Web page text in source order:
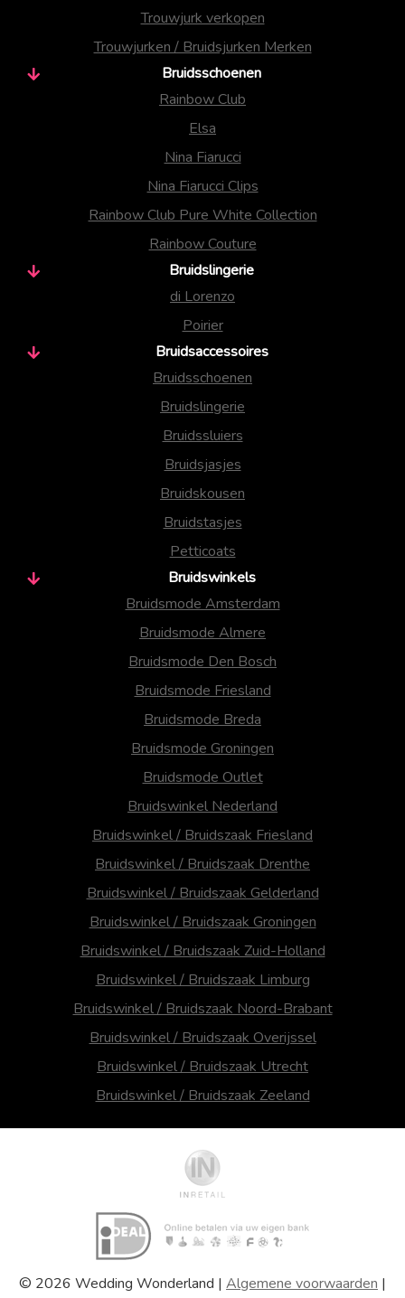
Trouwjurk verkopen
Trouwjurken / Bruidsjurken Merken
Bruidsschoenen
Rainbow Club
Elsa
Nina Fiarucci
Nina Fiarucci Clips
Rainbow Club Pure White Collection
Rainbow Couture
Bruidslingerie
di Lorenzo
Poirier
Bruidsaccessoires
Bruidsschoenen
Bruidslingerie
Bruidssluiers
Bruidsjasjes
Bruidskousen
Bruidstasjes
Petticoats
Bruidswinkels
Bruidsmode Amsterdam
Bruidsmode Almere
Bruidsmode Den Bosch
Bruidsmode Friesland
Bruidsmode Breda
Bruidsmode Groningen
Bruidsmode Outlet
Bruidswinkel Nederland
Bruidswinkel / Bruidszaak Friesland
Bruidswinkel / Bruidszaak Drenthe
Bruidswinkel / Bruidszaak Gelderland
Bruidswinkel / Bruidszaak Groningen
Bruidswinkel / Bruidszaak Zuid-Holland
Bruidswinkel / Bruidszaak Limburg
Bruidswinkel / Bruidszaak Noord-Brabant
Bruidswinkel / Bruidszaak Overijssel
Bruidswinkel / Bruidszaak Utrecht
Bruidswinkel / Bruidszaak Zeeland
© 2026 Wedding Wonderland | Algemene voorwaarden |